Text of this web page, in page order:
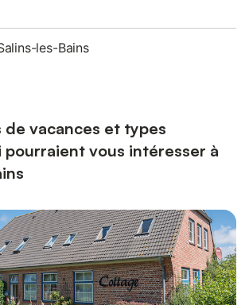
les-Bains
vacances et types
pourraient vous intéresser à